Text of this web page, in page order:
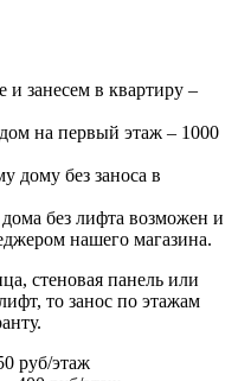
занесем в квартиру –
на первый этаж – 1000
дому без заноса в
без лифта возможен и
нашего магазина.
стеновая панель или
то занос по этажам
руб/этаж